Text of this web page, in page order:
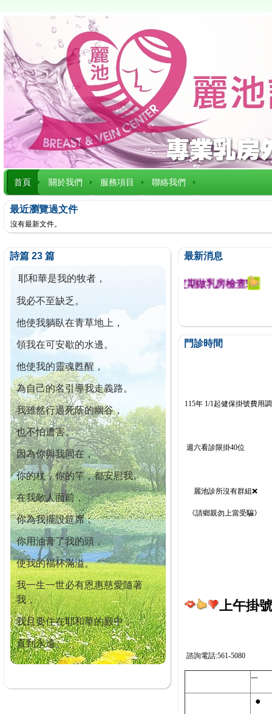
首頁 關於我們 服務項目 聯絡我們
最近瀏覽過文件
沒有最新文件。
詩篇 23 篇
耶和華是我的牧者，
我必不至缺乏。
他使我躺臥在青草地上，
領我在可安歇的水邊。
他使我的靈魂甦醒，
為自己的名引導我走義路。
我雖然行過死蔭的幽谷，
也不怕遭害。
因為你與我同在，
你的杖，你的竿，都安慰我。
在我敵人面前，
你為我擺設筵席；
你用油膏了我的頭，
使我的福杯滿溢。
我一生一世必有恩惠慈愛隨著
我，
我且要住在耶和華的殿中，
直到永遠。
最新消息
今已篩檢出1700位乳癌患者,提醒您定期做乳房檢查!
門診時間
115年 1/1起健保掛號費用
週六看診限掛40位
麗池診所沒有群組❌
《請鄉親勿上當受騙》
上午掛
諮詢電話:561-5080
一
●